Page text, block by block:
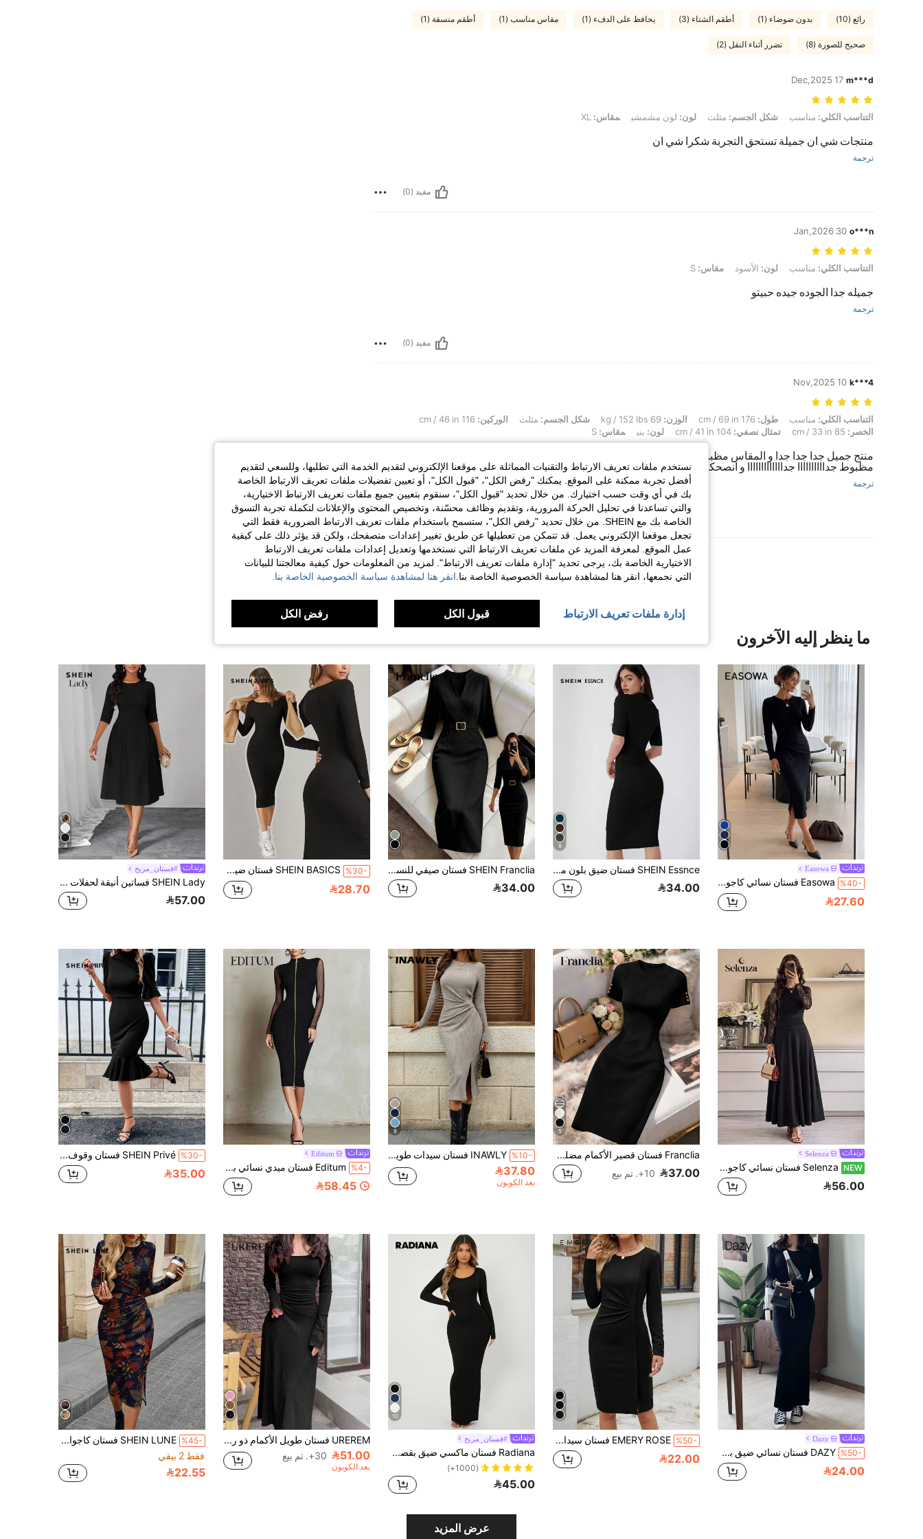
رائع (10) بدون ضوضاء (1) أطقم الشتاء (3) يحافظ على الدفء (1) مقاس مناسب (1) أطقم منسقة (1)
صحيح للصورة (8) تضرر أثناء النقل (2)
m***d
17 Dec,2025
التناسب الكلي: مناسب, شكل الجسم: مثلث, لون: لون مشمشي, مقاس: XL
التناسب الكلي: مناسب شكل الجسم: مثلث لون: لون مشمشي مقاس:
منتجات شي ان جميلة تستحق التجربة شكرا شي ان
ترجمة
مفيد (0)
o***n
30 Jan,2026
التناسب الكلي: مناسب, لون: الأسود, مقاس: S
التناسب الكلي: مناسب لون: الأسود مقاس:
جميله جدا الجوده جيده حبيتو
ترجمة
مفيد (0)
k***4
10 Nov,2025
التناسب الكلي: مناسب, طول: 176 cm / 69 in, الوزن: 69 kg / 152 lbs, شكل الجسم: مثلث, الوركين: 116 cm / 46 in, الخصر: 85 cm / 33 in, تمثال نصفي: 104 cm / 41 in, لون: بني, مقاس: S
التناسب الكلي: مناسب طول: الوزن: شكل الجسم: مثلث الوركين:
الخصر:
تمثال نصفي: لون: بني مقاس:
منتج جميل جدا جدا جدا و المقاس مظبوط جداااااااااا جدااااااااااااا و المقاس مظبوط جداااااااااا جدااااااااااااا و المقاس
مظبوط جداااااااااا جدااااااااااااا و انصحكم بالشراء من شي ان
ترجمة
مفيد (0)
عرض المزيد من المراجعات
ما ينظر إليه الآخرون
Easowa
%40- Easowa فستان نسائي كاجوال بنمط قلب أحمر للكريسماس/عيد الحب، بأكمام طويلة مفتوقة وقصير ضيق، تنورة نسائية كاجوال مربعة
27.60
8
SHEIN Essnce فستان ضيق بلون موحد وبعنق مستدير
34.00
SHEIN Franclia فستان صيفي للنساء بياقة صغيرة قائمة، فتحة على شكل حرف V، فتحة أمامية، كتف عادي، أكمام متوسطة، جاهز للارتداء، تفاصيل أزرار ورباط، حافة مشقوقة، تصميم فتحة أمامية، خصر مشدود، صورة ظلية خط H متناسقة، متعدد الاستخدامات للارتداء اليومي والخروجات، أسلوب أنيق وعصري، فستان صيفي، ملابس صيفية، فستان أنيق للنساء، فستان حفلة أنيق، فستان ضيف الزفاف، فستان رسمي للنساء، ملابس مكتبية للنساء، فستان أخضر
34.00
%30- SHEIN BASICS فستان ضيق بأكمام طويلة بلون موحد للصيف، إطلالة صيفية للنساء
28.70
4
#فستان_مريح
SHEIN Lady فساتين أنيقة لحفلات المكتب والعام الجديد للسيدات في الربيع والصيف والخريف والشتاء
57.00
Selenza
NEW Selenza فستان نسائي كاجوال للحفلات بتصميم دانتيل مرقع ومكسر
56.00
5
Franclia فستان قصير الأكمام مضلع محبوك مناسب للاستخدام المتعدد باللون الأسود
37.00 10+. تم بيع
8
%10- INAWLY فستان سيدات طويل كاجوال الأكمام متوسط الطول بياقة مستديرة وخصر مطوي وكسرة على الحافة
37.80
بعد الكوبون
Editum
%4- Editum فستان ميدي نسائي بأكمام طويلة ضيقة الخصر، مصنوع من قماش محبوك مرن مع أكمام شبكية بتصميم باتشورك، لون موحد، مزين بسحاب معدني، فستان أنيق، فستان للعمل، فستان للمواعدة، فستان للعطلات
58.45
%30- SHEIN Privé فستان وقوف الياقة اكمام منتفضة حافة حورية البحر
35.00
Dazy
%50- DAZY فستان نسائي ضيق بقصة رقبة دائرية مع شق في الظهر، لون أحادي، مناسب للربيع/الصيف/الخريف، ملابس نسائية، فستان بأكمام طويلة
24.00
%50- EMERY ROSE فستان سيدات قصير ميني بأكمام طويلة وياقة دائرية لون سادة للارتداء اليومي
22.00
10
#فستان_مريح
Radiana فستان ماكسي ضيق بقصة صلبة، فستان حفلة الشاي
(1000+)
45.00
UREREM فستان طويل الأكمام ذو رقبة مربعة ومطاطي ناعم باللون الأسود، مزين بخيط جانبي، أنيق للربيع، 210 جرام
51.00 30+. تم بيع
بعد الكوبون
%45-
SHEIN LUNE فستان كاجوال للنساء بأكمام طويلة وطبعة أوراق مع عقدة مجدولة، لون أحادي، مناسب للمواعيد والخروجات والذهاب إلى العمل
فقط 2 بيقي
22.55
عرض المزيد
نستخدم ملفات تعريف الارتباط والتقنيات المماثلة على موقعنا الإلكتروني لتقديم الخدمة التي تطلبها، وللسعي لتقديم
أفضل تجربة ممكنة على الموقع. يمكنك "رفض الكل"، "قبول الكل"، أو تعيين تفضيلات ملفات تعريف الارتباط الخاصة
بك في أي وقت حسب اختيارك. من خلال تحديد "قبول الكل"، سنقوم بتعيين جميع ملفات تعريف الارتباط الاختيارية،
والتي تساعدنا في تحليل الحركة المرورية، وتقديم وظائف محسّنة، وتخصيص المحتوى والإعلانات لتكملة تجربة التسوق
الخاصة بك مع SHEIN. من خلال تحديد "رفض الكل"، ستسمح باستخدام ملفات تعريف الارتباط الضرورية فقط التي
تجعل موقعنا الإلكتروني يعمل. قد تتمكن من تعطيلها عن طريق تغيير إعدادات متصفحك، ولكن قد يؤثر ذلك على كيفية
عمل الموقع. لمعرفة المزيد عن ملفات تعريف الارتباط التي نستخدمها وتعديل إعدادات ملفات تعريف الارتباط
الاختيارية الخاصة بك، يرجى تحديد "إدارة ملفات تعريف الارتباط". لمزيد من المعلومات حول كيفية معالجتنا للبيانات
التي نجمعها، انقر هنا لمشاهدة سياسة الخصوصية الخاصة بنا. انقر هنا لمشاهدة سياسة الخصوصية الخاصة بنا.
إدارة ملفات تعريف الارتباط قبول الكل رفض الكل